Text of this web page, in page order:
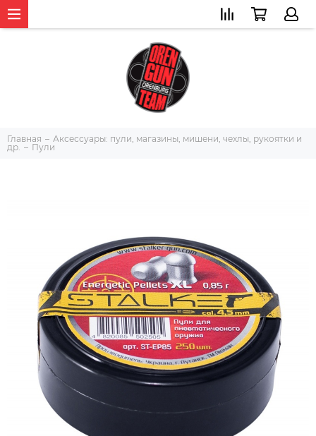
Главная
Аксессуары: пули, магазины, мишени, чехлы, рукоятки и
др.
Пули